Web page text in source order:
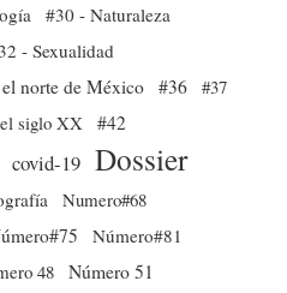
#30 - Naturaleza
- Sexualidad
norte de México #36 #37
siglo XX #42
covid-19 Dossier
Numero#68
Número#81
48 Número 51